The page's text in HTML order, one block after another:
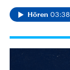
Hören 03:38